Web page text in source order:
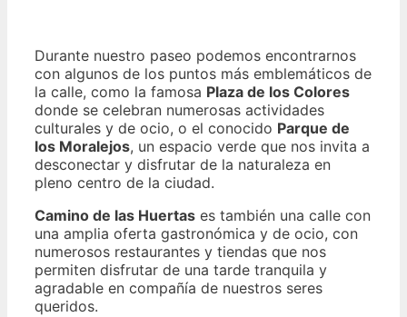
Durante nuestro paseo podemos encontrarnos
con algunos de los puntos más emblemáticos de
la calle, como la famosa Plaza de los Colores
donde se celebran numerosas actividades
culturales y de ocio, o el conocido Parque de
los Moralejos, un espacio verde que nos invita a
desconectar y disfrutar de la naturaleza en
pleno centro de la ciudad.
Camino de las Huertas es también una calle con
una amplia oferta gastronómica y de ocio, con
numerosos restaurantes y tiendas que nos
permiten disfrutar de una tarde tranquila y
agradable en compañía de nuestros seres
queridos.